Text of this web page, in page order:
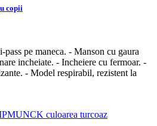
copii
pe maneca. - Manson cu gaura
incheiate. - Incheiere cu fermoar. -
- Model respirabil, rezistent la